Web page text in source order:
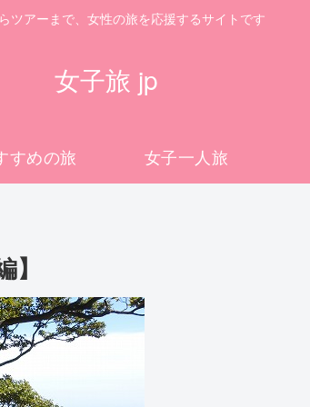
ツアーまで、女性の旅を応援するサイトです
女子旅 jp
すめの旅 女子一人旅